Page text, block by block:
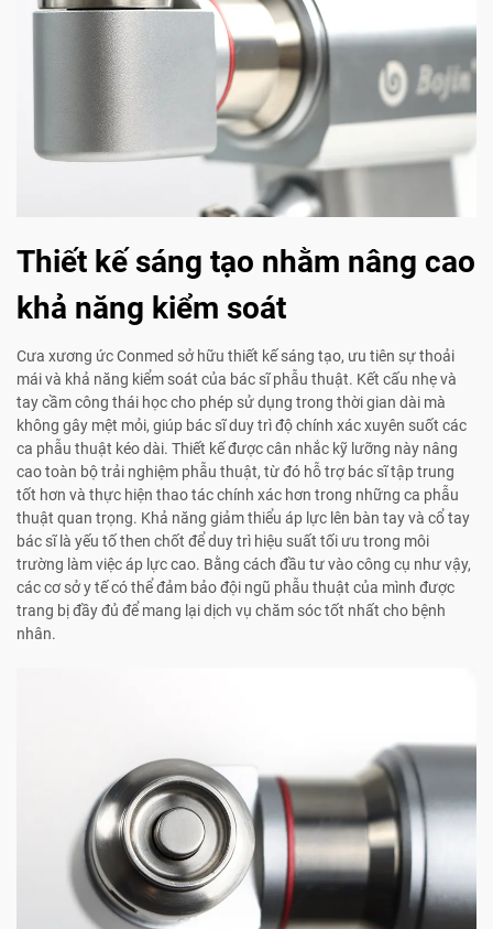
Thiết kế sáng tạo nhằm nâng cao
khả năng kiểm soát
Cưa xương ức Conmed sở hữu thiết kế sáng tạo, ưu tiên sự thoải
mái và khả năng kiểm soát của bác sĩ phẫu thuật. Kết cấu nhẹ và
tay cầm công thái học cho phép sử dụng trong thời gian dài mà
không gây mệt mỏi, giúp bác sĩ duy trì độ chính xác xuyên suốt các
ca phẫu thuật kéo dài. Thiết kế được cân nhắc kỹ lưỡng này nâng
cao toàn bộ trải nghiệm phẫu thuật, từ đó hỗ trợ bác sĩ tập trung
tốt hơn và thực hiện thao tác chính xác hơn trong những ca phẫu
thuật quan trọng. Khả năng giảm thiểu áp lực lên bàn tay và cổ tay
bác sĩ là yếu tố then chốt để duy trì hiệu suất tối ưu trong môi
trường làm việc áp lực cao. Bằng cách đầu tư vào công cụ như vậy,
các cơ sở y tế có thể đảm bảo đội ngũ phẫu thuật của mình được
trang bị đầy đủ để mang lại dịch vụ chăm sóc tốt nhất cho bệnh
nhân.